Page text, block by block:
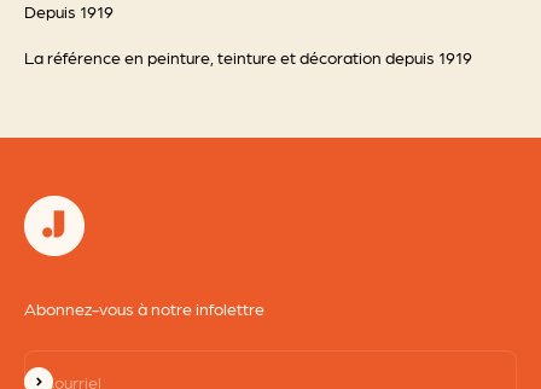
Depuis 1919
La référence en peinture, teinture et décoration depuis 1919
Abonnez-vous à notre infolettre
Courriel
S'inscrire